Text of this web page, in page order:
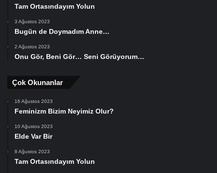
Tam Ortasındayım Yolun
3 Ağustos 2023
Bugün de Doymadım Anne…
2 Ağustos 2023
Onu Gör, Beni Gör… Seni Görüyorum…
Çok Okunanlar
16 Ağustos 2023
Feminizm Bizim Neyimiz Olur?
10 Ağustos 2023
Elde Var Bir
8 Ağustos 2023
Tam Ortasındayım Yolun